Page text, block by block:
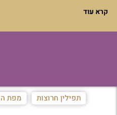
קרא עוד
תפילין חרוצות מפת